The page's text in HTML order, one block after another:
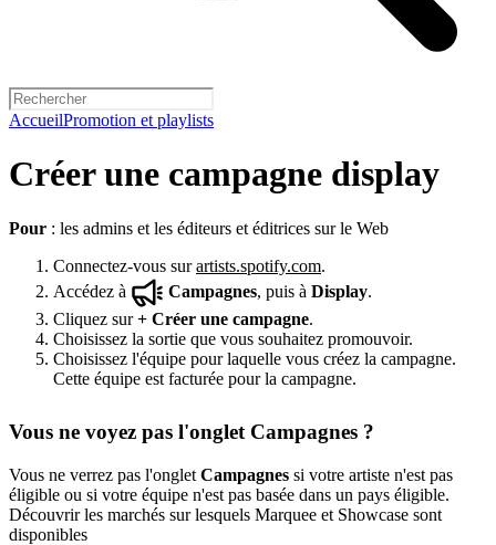
AccueilPromotion et playlists
Créer une campagne display
Pour : les admins et les éditeurs et éditrices sur le Web
Connectez-vous surartists.spotify.com.
Accédez à
Campagnes, puis à Display.
Cliquez sur+ Créer une campagne.
Choisissez la sortie que vous souhaitez promouvoir.
Choisissez l'équipe pour laquelle vous créez la campagne.
Cette équipe est facturée pour la campagne.
Vous ne voyez pas l'onglet Campagnes ?
Vous ne verrez pas l'onglet Campagnes si votre artiste n'est pas
éligible ou si votre équipe n'est pas basée dans un pays éligible.
Découvrir les marchés sur lesquels Marquee et Showcase sont
disponibles